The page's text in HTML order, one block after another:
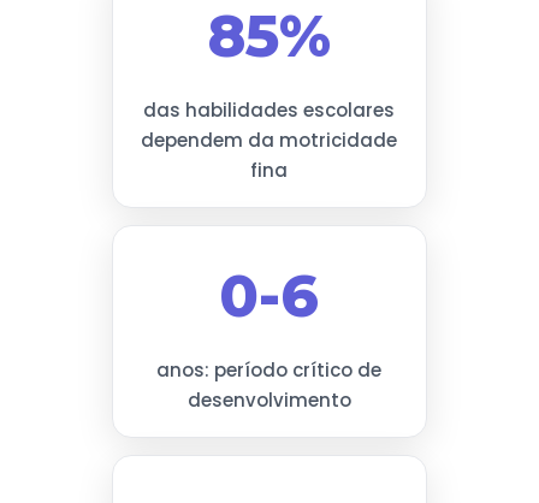
85%
das habilidades escolares
dependem da motricidade
fina
0-6
anos: período crítico de
desenvolvimento